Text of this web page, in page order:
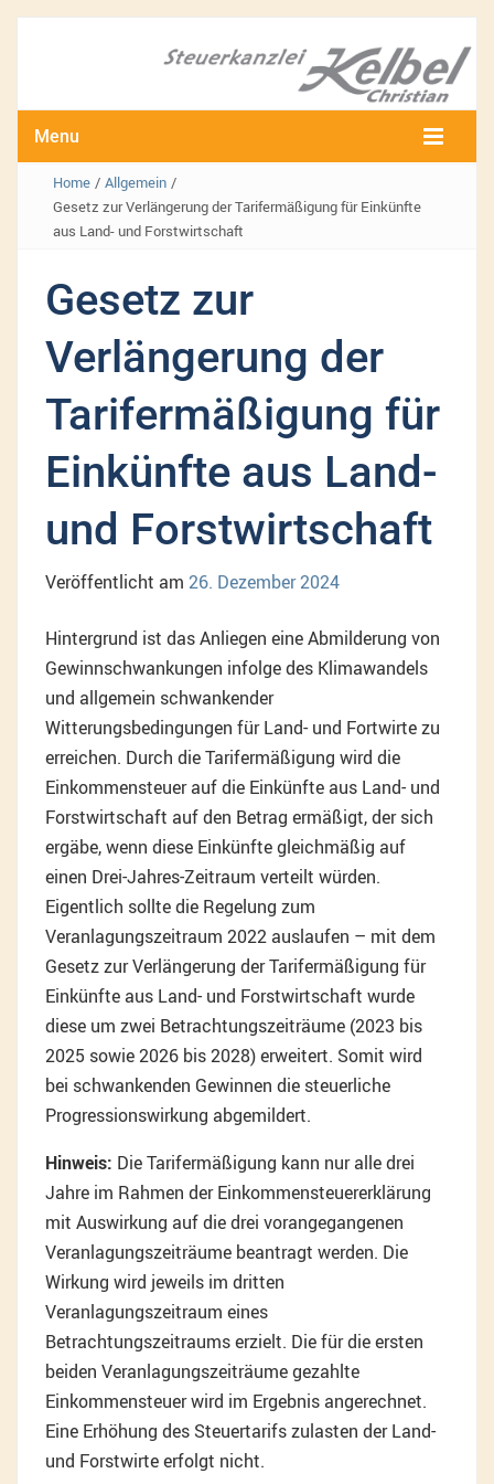
Menu
Home / Allgemein /
Gesetz zur Verlängerung der Tarifermäßigung für Einkünfte
aus Land- und Forstwirtschaft
Gesetz zur
Verlängerung der
Tarifermäßigung für
Einkünfte aus Land-
und Forstwirtschaft
Veröffentlicht am 26. Dezember 2024
Hintergrund ist das Anliegen eine Abmilderung von
Gewinnschwankungen infolge des Klimawandels
und allgemein schwankender
Witterungsbedingungen für Land- und Fortwirte zu
erreichen. Durch die Tarifermäßigung wird die
Einkommensteuer auf die Einkünfte aus Land- und
Forstwirtschaft auf den Betrag ermäßigt, der sich
ergäbe, wenn diese Einkünfte gleichmäßig auf
einen Drei-Jahres-Zeitraum verteilt würden.
Eigentlich sollte die Regelung zum
Veranlagungszeitraum 2022 auslaufen – mit dem
Gesetz zur Verlängerung der Tarifermäßigung für
Einkünfte aus Land- und Forstwirtschaft wurde
diese um zwei Betrachtungszeiträume (2023 bis
2025 sowie 2026 bis 2028) erweitert. Somit wird
bei schwankenden Gewinnen die steuerliche
Progressionswirkung abgemildert.
Hinweis: Die Tarifermäßigung kann nur alle drei
Jahre im Rahmen der Einkommensteuererklärung
mit Auswirkung auf die drei vorangegangenen
Veranlagungszeiträume beantragt werden. Die
Wirkung wird jeweils im dritten
Veranlagungszeitraum eines
Betrachtungszeitraums erzielt. Die für die ersten
beiden Veranlagungszeiträume gezahlte
Einkommensteuer wird im Ergebnis angerechnet.
Eine Erhöhung des Steuertarifs zulasten der Land-
und Forstwirte erfolgt nicht.